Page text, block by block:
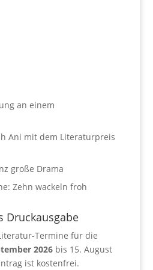
an einem
Ani mit dem Literaturpreis
große Drama
Zehn wackeln froh
Druckausgabe
Termine für die
2026bis 15. August
ist kostenfrei.